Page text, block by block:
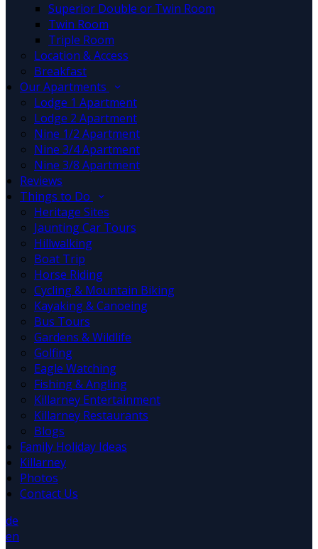
Superior Double or Twin Room
Twin Room
Triple Room
Location & Access
Breakfast
Our Apartments
Lodge 1 Apartment
Lodge 2 Apartment
Nine 1/2 Apartment
Nine 3/4 Apartment
Nine 3/8 Apartment
Reviews
Things to Do
Heritage Sites
Jaunting Car Tours
Hillwalking
Boat Trip
Horse Riding
Cycling & Mountain Biking
Kayaking & Canoeing
Bus Tours
Gardens & Wildlife
Golfing
Eagle Watching
Fishing & Angling
Killarney Entertainment
Killarney Restaurants
Blogs
Family Holiday Ideas
Killarney
Photos
Contact Us
de
en